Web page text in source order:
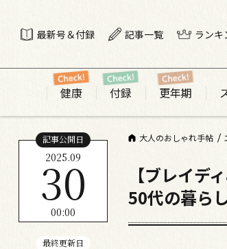
最新号＆付録 記事一覧 ランキ
健康 付録 更年期
大人のおしゃれ手帖
記事公開日
2025.09
30
00:00
最終更新日
【ブレイデ
50代の暮ら